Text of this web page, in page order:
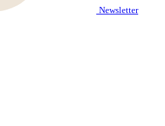
Newsletter